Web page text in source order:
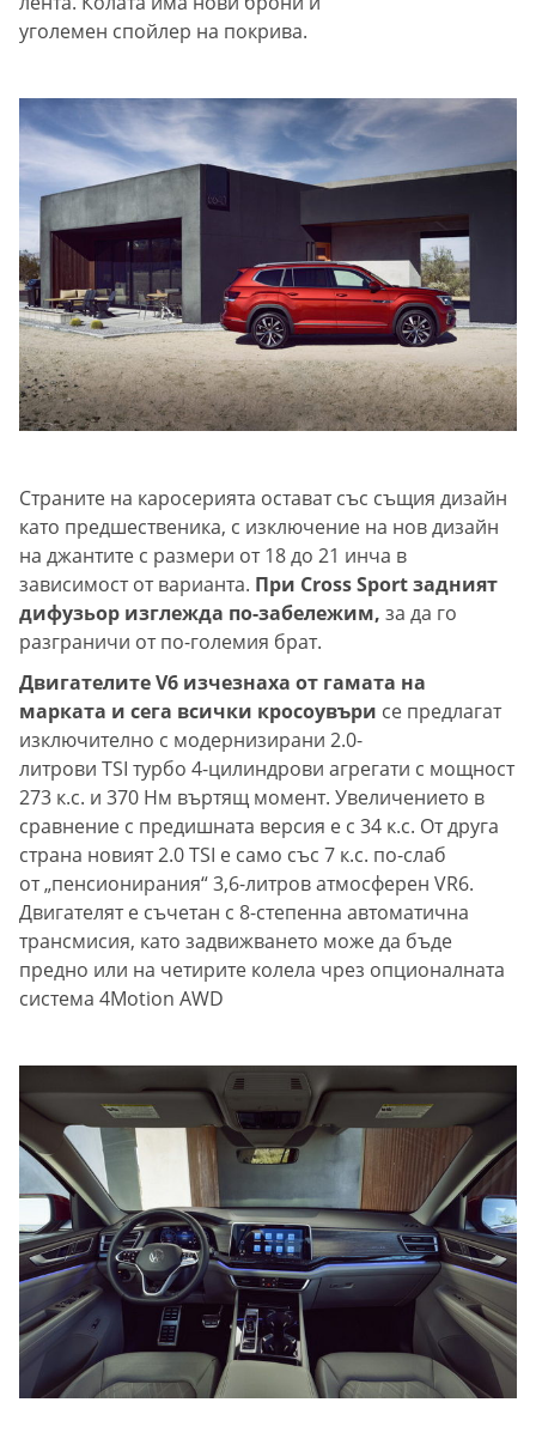
уголемен спойлер на покрива.
Страните на каросерията остават със същия дизайн
като предшественика, с изключение на нов дизайн
на джантите с размери от 18 до 21 инча в
зависимост от варианта. При Cross Sport задният
дифузьор изглежда по-забележим, за да го
разграничи от по-големия брат.
Двигателите V6 изчезнаха от гамата на
марката и сега всички кросоувъри се предлагат
изключително с модернизирани 2.0-
литрови TSI турбо 4-цилиндрови агрегати с мощност
273 к.с. и 370 Нм въртящ момент. Увеличението в
сравнение с предишната версия е с 34 к.с. От друга
страна новият 2.0 TSI е само със 7 к.с. по-слаб
от „пенсионирания“ 3,6-литров атмосферен VR6.
Двигателят е съчетан с 8-степенна автоматична
трансмисия, като задвижването може да бъде
предно или на четирите колела чрез опционалната
система 4Motion AWD